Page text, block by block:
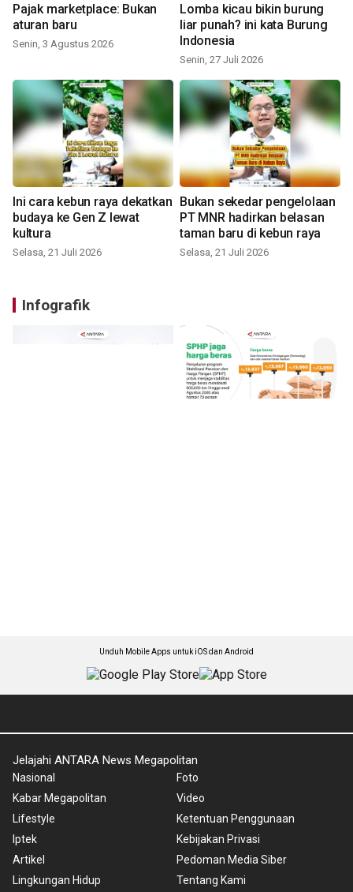
Pajak marketplace: Bukan
aturan baru
Senin, 3 Agustus 2026
Lomba kicau bikin burung
liar punah? ini kata Burung
Indonesia
Senin, 27 Juli 2026
Ini cara kebun raya dekatkan
budaya ke Gen Z lewat
kultura
Selasa, 21 Juli 2026
Bukan sekedar pengelolaan
PT MNR hadirkan belasan
taman baru di kebun raya
Selasa, 21 Juli 2026
Infografik
Unduh Mobile Apps untuk iOS dan Android
Jelajahi ANTARA News Megapolitan
Nasional
Kabar Megapolitan
Lifestyle
Iptek
Artikel
Lingkungan Hidup
Foto
Video
Ketentuan Penggunaan
Kebijakan Privasi
Pedoman Media Siber
Tentang Kami